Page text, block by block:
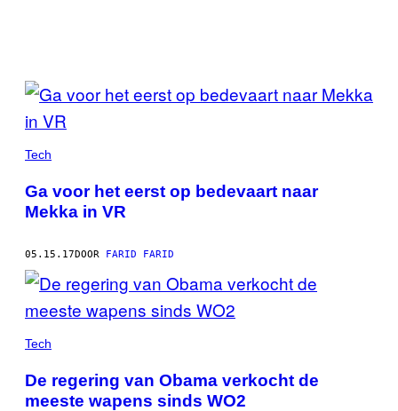
POSTS
BY
THIS
AUTHOR
Tech
Ga voor het eerst op bedevaart naar
Mekka in VR
05.15.17DOOR FARID FARID
Tech
De regering van Obama verkocht de
meeste wapens sinds WO2